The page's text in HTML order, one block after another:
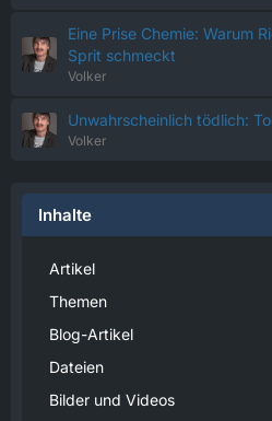
Eine Prise Chemie: Warum
Sprit schmeckt
Volker
Unwahrscheinlich tödlich:
Volker
Inhalte
Artikel
Themen
Blog-Artikel
Dateien
Bilder und Videos